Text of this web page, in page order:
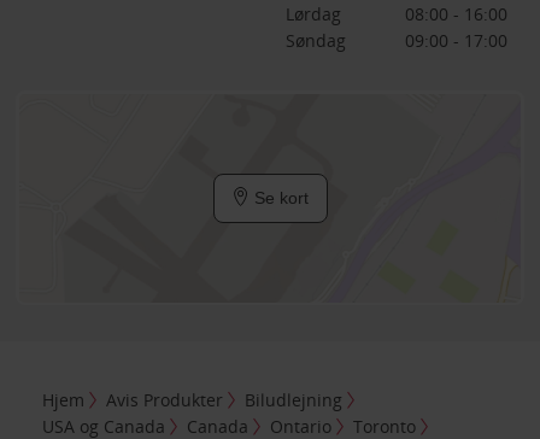
Lørdag
08:00 - 16:00
Søndag
09:00 - 17:00
Se kort
Hjem Avis Produkter
Biludlejning
USA og Canada
Canada Ontario
Toronto